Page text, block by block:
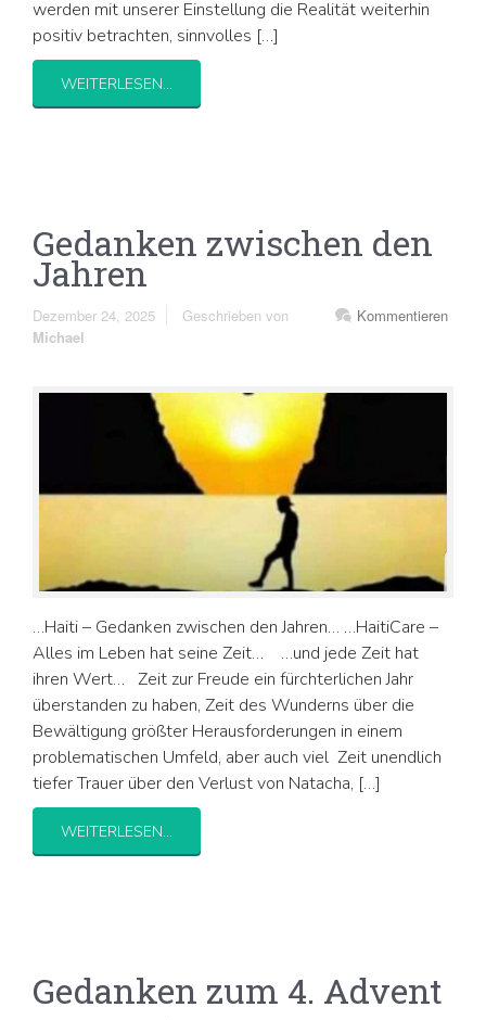
werden mit unserer Einstellung die Realität weiterhin
positiv betrachten, sinnvolles […]
WEITERLESEN...
Gedanken zwischen den
Jahren
Dezember 24, 2025 Kommentieren
Geschrieben von
Michael
…Haiti – Gedanken zwischen den Jahren… …HaitiCare –
Alles im Leben hat seine Zeit… …und jede Zeit hat
ihren Wert… Zeit zur Freude ein fürchterlichen Jahr
überstanden zu haben, Zeit des Wunderns über die
Bewältigung größter Herausforderungen in einem
problematischen Umfeld, aber auch viel Zeit unendlich
tiefer Trauer über den Verlust von Natacha, […]
WEITERLESEN...
Gedanken zum 4. Advent